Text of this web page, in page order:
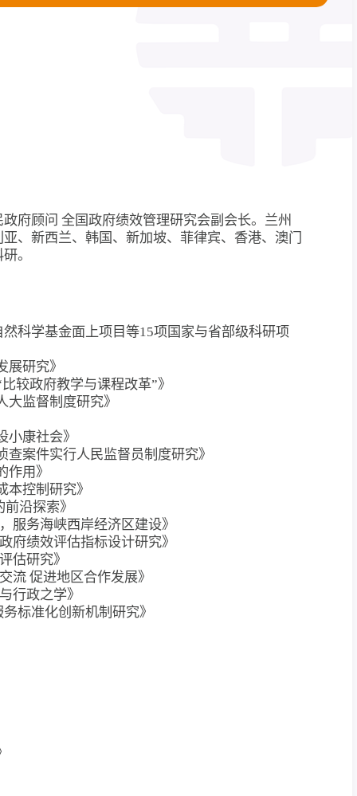
府顾问 全国政府绩效管理研究会副会长。兰州
、新西兰、韩国、新加坡、菲律宾、香港、澳门
。
科学基金面上项目等15项国家与省部级科研项
研究》
较政府教学与课程改革”》
监督制度研究》
康社会》
案件实行人民监督员制度研究》
用》
控制研究》
沿探索》
服务海峡西岸经济区建设》
府绩效评估指标设计研究》
估研究》
流 促进地区合作发展》
行政之学》
标准化创新机制研究》